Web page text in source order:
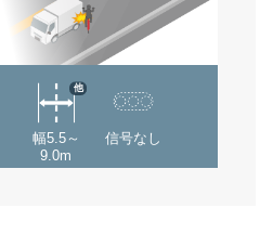
幅5.5～
9.0m
他
信号なし